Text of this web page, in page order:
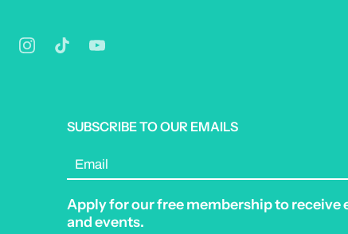
SUBSCRIBE TO OUR EMAILS
Email
Apply for our free membership to receive
and events.